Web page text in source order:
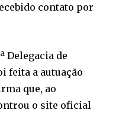
contato por
Delegacia de
feita a autuação
que, ao
o site oficial